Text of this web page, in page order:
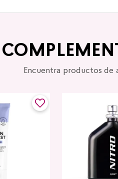
Encuentra productos de